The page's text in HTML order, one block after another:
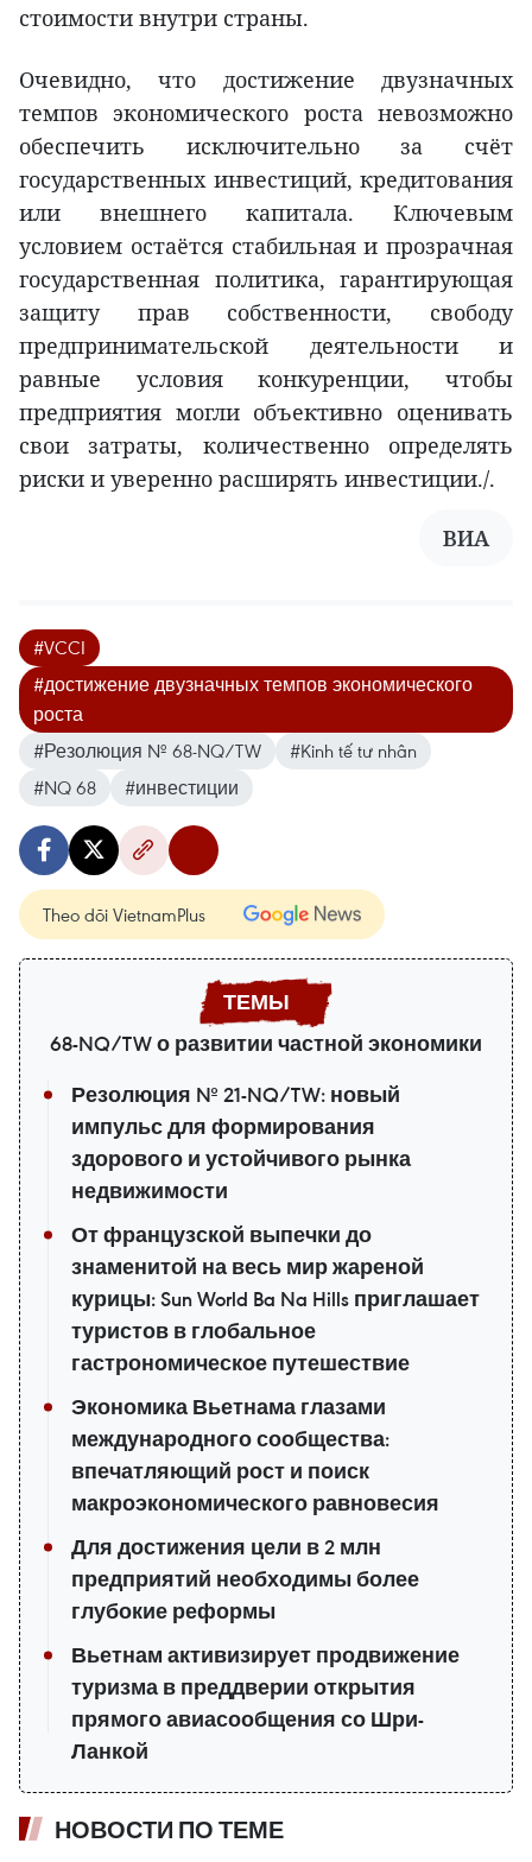
стоимости внутри страны.
Очевидно, что достижение двузначных
темпов экономического роста невозможно
обеспечить исключительно за счёт
государственных инвестиций, кредитования
или внешнего капитала. Ключевым
условием остаётся стабильная и прозрачная
государственная политика, гарантирующая
защиту прав собственности, свободу
предпринимательской деятельности и
равные условия конкуренции, чтобы
предприятия могли объективно оценивать
свои затраты, количественно определять
риски и уверенно расширять инвестиции./.
ВИА
#VCCI
#достижение двузначных темпов экономического
роста
#Резолюция № 68-NQ/TW
#Kinh tế tư nhân
#NQ 68
#инвестиции
Theo dõi VietnamPlus
68-NQ/TW о развитии частной экономики
Резолюция № 21-NQ/TW: новый
импульс для формирования
здорового и устойчивого рынка
недвижимости
От французской выпечки до
знаменитой на весь мир жареной
курицы: Sun World Ba Na Hills приглашает
туристов в глобальное
гастрономическое путешествие
Экономика Вьетнама глазами
международного сообщества:
впечатляющий рост и поиск
макроэкономического равновесия
Для достижения цели в 2 млн
предприятий необходимы более
глубокие реформы
Вьетнам активизирует продвижение
туризма в преддверии открытия
прямого авиасообщения со Шри-
Ланкой
НОВОСТИ ПО ТЕМЕ